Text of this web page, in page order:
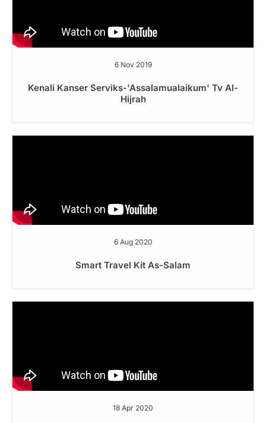
6 Nov 2019
Kenali Kanser Serviks-'Assalamualaikum' Tv Al-
Hijrah
6 Aug 2020
Smart Travel Kit As-Salam
18 Apr 2020